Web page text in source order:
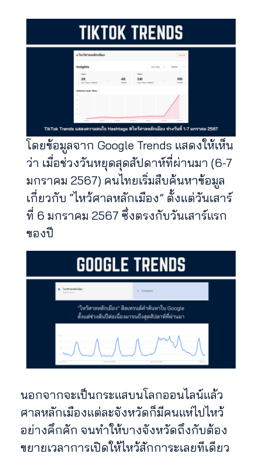
โดยข้อมูลจาก Google Trends แสดงให้เห็น
ว่า เมื่อช่วงวันหยุดสุดสัปดาห์ที่ผ่านมา (6-7
มกราคม 2567) คนไทยเริ่มสืบค้นหาข้อมูล
เกี่ยวกับ “ไหว้ศาลหลักเมือง” ตั้งแต่วันเสาร์
ที่ 6 มกราคม 2567 ซึ่งตรงกับวันเสาร์แรก
ของปี
นอกจากจะเป็นกระแสบนโลกออนไลน์แล้ว
ศาลหลักเมืองแต่ละจังหวัดก็มีคนแห่ไปไหว้
อย่างคึกคัก จนทำให้บางจังหวัดถึงกับต้อง
ขยายเวลาการเปิดให้ไหว้สักการะเลยทีเดียว